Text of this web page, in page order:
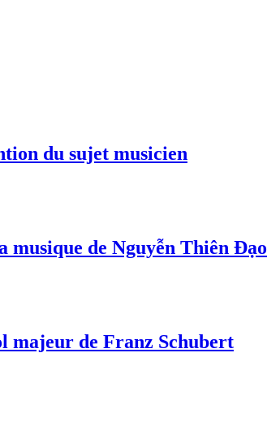
du sujet musicien
musique de Nguyễn Thiên Đạo
majeur de Franz Schubert